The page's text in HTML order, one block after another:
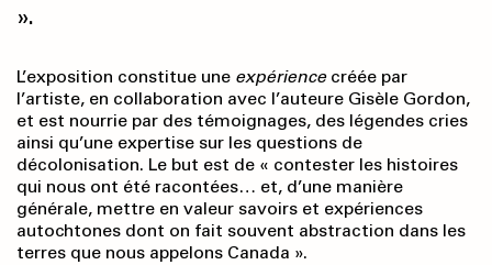
».
L’exposition constitue une expérience créée par
l’artiste, en collaboration avec l’auteure Gisèle Gordon,
et est nourrie par des témoignages, des légendes cries
ainsi qu’une expertise sur les questions de
décolonisation. Le but est de « contester les histoires
qui nous ont été racontées… et, d’une manière
générale, mettre en valeur savoirs et expériences
autochtones dont on fait souvent abstraction dans les
terres que nous appelons Canada ».